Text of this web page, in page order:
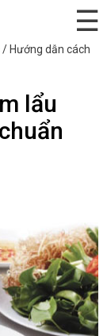
☰
/ Hướng dẫn cách
lẩu